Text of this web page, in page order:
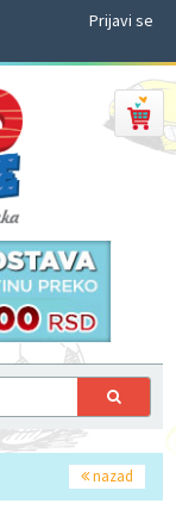
Prijavi se
nazad